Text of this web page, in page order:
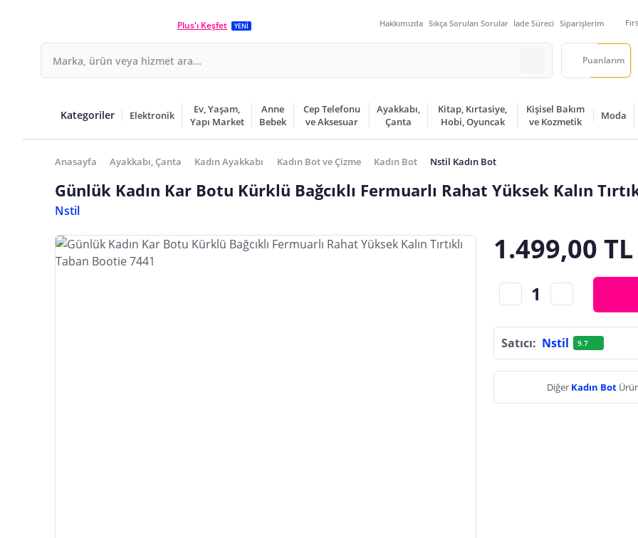
Plus'ı Keşfet YENİ Hakkımızda Sıkça Sorulan Sorular İade Süreci Siparişlerim
Puanlarım
Kategoriler Elektronik
Ev, Yaşam,
Yapı Market
Anne
Bebek
Cep Telefonu
ve Aksesuar
Ayakkabı,
Çanta
Kitap, Kırtasiye,
Hobi, Oyuncak
Kişisel Bakım
ve Kozmetik
Moda
Anasayfa Ayakkabı, Çanta Kadın Ayakkabı Kadın Bot ve Çizme Kadın Bot Nstil Kadın Bot
Günlük Kadın Kar Botu Kürklü Bağcıklı Fermuarlı Rahat Yüksek Kalın
Nstil
1.499,00 TL
Satıcı: Nstil 9.7
Diğer Kadın Bot